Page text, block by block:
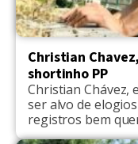
Christian
shortinho PP
Christian Chávez,
ser alvo de
registros bem
famoso chamou